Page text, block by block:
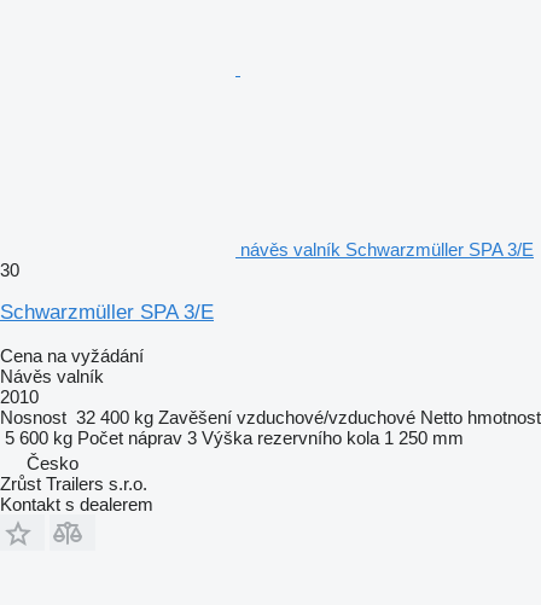
návěs valník Schwarzmüller SPA 3/E
30
Schwarzmüller SPA 3/E
Cena na vyžádání
Návěs valník
2010
Nosnost 32 400 kg Zavěšení vzduchové/vzduchové Netto hmotnost
5 600 kg Počet náprav 3 Výška rezervního kola 1 250 mm
Česko
Zrůst Trailers s.r.o.
Kontakt s dealerem